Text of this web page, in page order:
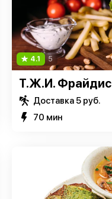
4.1 5
Т.Ж.И. Фрайдис
Доставка 5 руб.
70 мин